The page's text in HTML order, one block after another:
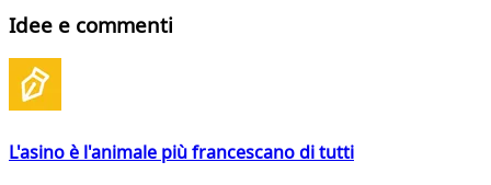
Idee e commenti
L'asino è l'animale più francescano di tutti